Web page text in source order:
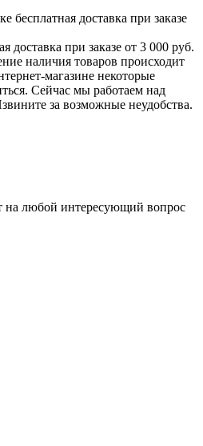
бесплатная доставка при заказе
доставка при заказе от 3 000 руб.
наличия товаров происходит
магазине некоторые
Сейчас мы работаем над
за возможные неудобства.
на любой интересующий вопрос